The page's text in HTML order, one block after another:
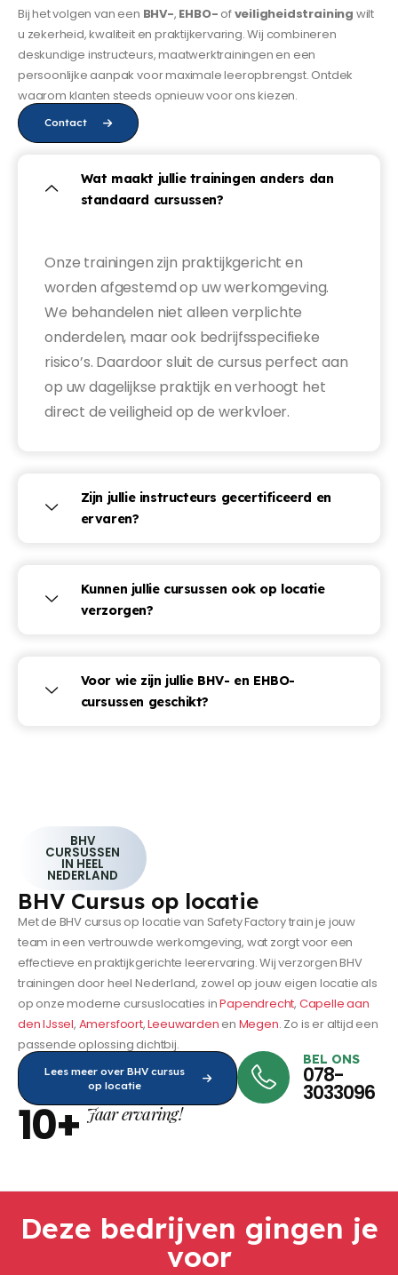
Bij het volgen van een BHV-, EHBO- ofveiligheidstraining wilt
u zekerheid, kwaliteit en praktijkervaring. Wij combineren
deskundige instructeurs, maatwerktrainingen en een
persoonlijke aanpak voor maximale leeropbrengst. Ontdek
waarom klanten steeds opnieuw voor ons kiezen.
Contact
Wat maakt jullie trainingen anders dan
standaard cursussen?
Onze trainingen zijn praktijkgericht en
worden afgestemd op uw werkomgeving.
We behandelen niet alleen verplichte
onderdelen, maar ook bedrijfsspecifieke
risico’s. Daardoor sluit de cursus perfect aan
op uw dagelijkse praktijk en verhoogt het
direct de veiligheid op de werkvloer.
Zijn jullie instructeurs gecertificeerd en
ervaren?
Kunnen jullie cursussen ook op locatie
verzorgen?
Voor wie zijn jullie BHV- en EHBO-
cursussen geschikt?
BHV
CURSUSSEN
IN HEEL
NEDERLAND
BHV Cursus op locatie
Met de BHV cursus op locatie van Safety Factory train je jouw
team in een vertrouwde werkomgeving, wat zorgt voor een
effectieve en praktijkgerichte leerervaring. Wij verzorgen BHV
trainingen door heel Nederland, zowel op jouw eigen locatie als
op onze moderne cursuslocaties inPapendrecht, Capelle aan
den IJssel, Amersfoort,Leeuwarden en Megen. Zo is er altijd een
passende oplossing dichtbij.
Lees meer over BHV cursus
op locatie
BEL ONS
078-
3033096
10+ Jaar ervaring!
Deze bedrijven gingen je
voor